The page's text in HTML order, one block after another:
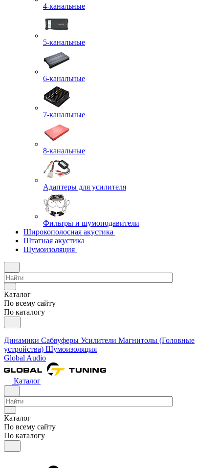
4-канальные
5-канальные
6-канальные
7-канальные
8-канальные
Адаптеры для усилителя
Фильтры и шумоподавители
Широкополосная акустика
Штатная акустика
Шумоизоляция
Каталог
По всему сайту
По каталогу
Динамики Сабвуферы Усилители Магнитолы (Головные
устройства) Шумоизоляция
Global Audio
Каталог
Каталог
По всему сайту
По каталогу